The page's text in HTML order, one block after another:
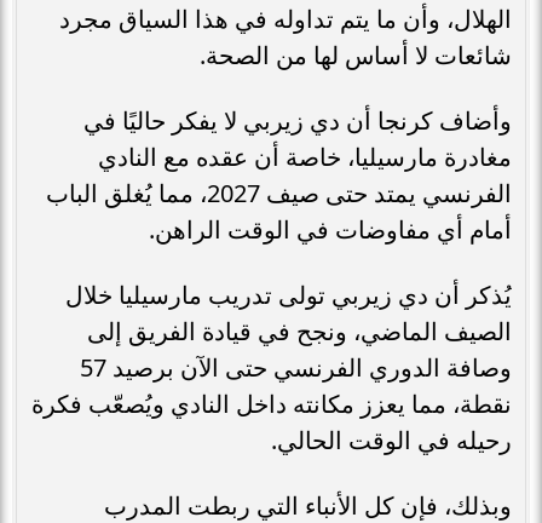
الهلال، وأن ما يتم تداوله في هذا السياق مجرد
شائعات لا أساس لها من الصحة.
وأضاف كرنجا أن دي زيربي لا يفكر حاليًا في
مغادرة مارسيليا، خاصة أن عقده مع النادي
الفرنسي يمتد حتى صيف 2027، مما يُغلق الباب
أمام أي مفاوضات في الوقت الراهن.
يُذكر أن دي زيربي تولى تدريب مارسيليا خلال
الصيف الماضي، ونجح في قيادة الفريق إلى
وصافة الدوري الفرنسي حتى الآن برصيد 57
نقطة، مما يعزز مكانته داخل النادي ويُصعّب فكرة
رحيله في الوقت الحالي.
وبذلك، فإن كل الأنباء التي ربطت المدرب